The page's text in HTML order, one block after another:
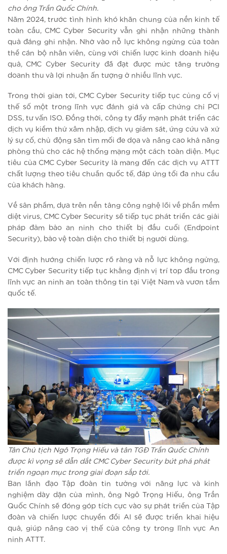
cho ông Trần Quốc Chính.
Năm 2024, trước tình hình khó khăn chung của nền kinh tế
toàn cầu, CMC Cyber Security vẫn ghi nhận những thành
quả đáng ghi nhận. Nhờ vào nỗ lực không ngừng của toàn
thể cán bộ nhân viên, cùng với chiến lược kinh doanh hiệu
quả, CMC Cyber Security đã đạt được mức tăng trưởng
doanh thu và lợi nhuận ấn tượng ở nhiều lĩnh vực.
Trong thời gian tới, CMC Cyber Security tiếp tục củng cố vị
thế số một trong lĩnh vực đánh giá và cấp chứng chỉ PCI
DSS, tư vấn ISO. Đồng thời, công ty đẩy mạnh phát triển các
dịch vụ kiểm thử xâm nhập, dịch vụ giám sát, ứng cứu và xử
lý sự cố, chủ động săn tìm mối đe dọa và nâng cao khả năng
phòng thủ cho các hệ thống mạng một cách toàn diện. Mục
tiêu của CMC Cyber Security là mang đến các dịch vụ ATTT
chất lượng theo tiêu chuẩn quốc tế, đáp ứng tối đa nhu cầu
của khách hàng.
Về sản phẩm, dựa trên nền tảng công nghệ lõi về phần mềm
diệt virus, CMC Cyber Security sẽ tiếp tục phát triển các giải
pháp đảm bảo an ninh cho thiết bị đầu cuối (Endpoint
Security), bảo vệ toàn diện cho thiết bị người dùng.
Với định hướng chiến lược rõ ràng và nỗ lực không ngừng,
CMC Cyber Security tiếp tục khẳng định vị trí top đầu trong
lĩnh vực an ninh an toàn thông tin tại Việt Nam và vươn tầm
quốc tế.
Tân Chủ tịch Ngô Trọng Hiếu và tân TGĐ Trần Quốc Chính
được kì vọng sẽ dẫn dắt CMC Cyber Security bứt phá phát
triển ngoạn mục trong giai đoạn sắp tới.
Ban lãnh đạo Tập đoàn tin tưởng với năng lực và kinh
nghiệm dày dặn của mình, ông Ngô Trọng Hiếu, ông Trần
Quốc Chính sẽ đóng góp tích cực vào sự phát triển của Tập
đoàn và chiến lược chuyển đổi AI sẽ được triển khai hiệu
quả, giúp nâng cao vị thế của công ty trong lĩnh vực An
ninh ATTT.